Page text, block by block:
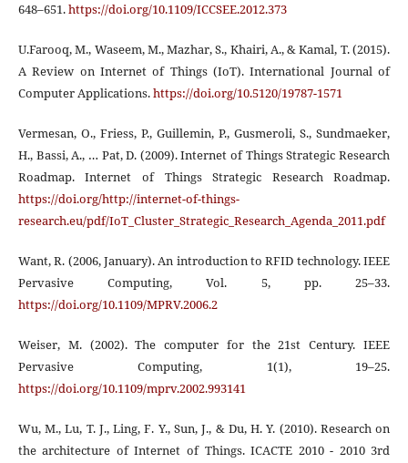
648–651.https://doi.org/10.1109/ICCSEE.2012.373
U.Farooq, M., Waseem, M., Mazhar, S., Khairi, A., & Kamal, T. (2015).
A Review on Internet of Things (IoT). International Journal of
Computer Applications.https://doi.org/10.5120/19787-1571
Vermesan, O., Friess, P., Guillemin, P., Gusmeroli, S., Sundmaeker,
H., Bassi, A., … Pat, D. (2009). Internet of Things Strategic Research
Roadmap. Internet of Things Strategic Research Roadmap.
https://doi.org/http://internet-of-things-
research.eu/pdf/IoT_Cluster_Strategic_Research_Agenda_2011.pdf
Want, R. (2006, January). An introduction to RFID technology. IEEE
Pervasive Computing, Vol. 5, pp. 25–33.
https://doi.org/10.1109/MPRV.2006.2
Weiser, M. (2002). The computer for the 21st Century. IEEE
Pervasive Computing, 1(1), 19–25.
https://doi.org/10.1109/mprv.2002.993141
Wu, M., Lu, T. J., Ling, F. Y., Sun, J., & Du, H. Y. (2010). Research on
the architecture of Internet of Things. ICACTE 2010 - 2010 3rd